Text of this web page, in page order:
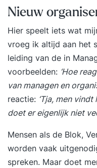
nieuwe ideeën,
verrassende
vraagstukken? En
nieuws wat nog
bewandelen vaak
verzinnen van
omdat we in
structureren onze
waarop we
we ze nodig
belemmert je ook
en iets nieuws
Nieuw
Hier speelt iets wat
vroeg ik altijd aan het
leiding van de in
voorbeelden: ‘Hoe
van managen en
reactie: ‘Tja, men
doet er eigenlijk niet
Mensen als de Blok,
worden vaak
spreken. Maar doet